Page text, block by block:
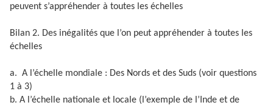
peuvent s’appréhender à toutes les échelles
Bilan 2. Des inégalités que l’on peut appréhender à toutes les
échelles
a. A l’échelle mondiale : Des Nords et des Suds (voir questions
1 à 3)
b. A l’échelle nationale et locale (l’exemple de l’Inde et de